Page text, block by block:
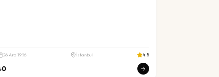
26 Ara 19:16 İstanbul 4.5
0